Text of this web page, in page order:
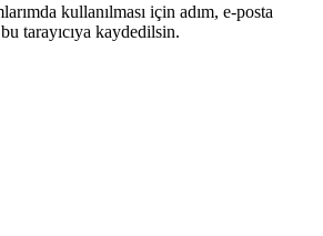
kullanılması için adım, e-posta
tarayıcıya kaydedilsin.